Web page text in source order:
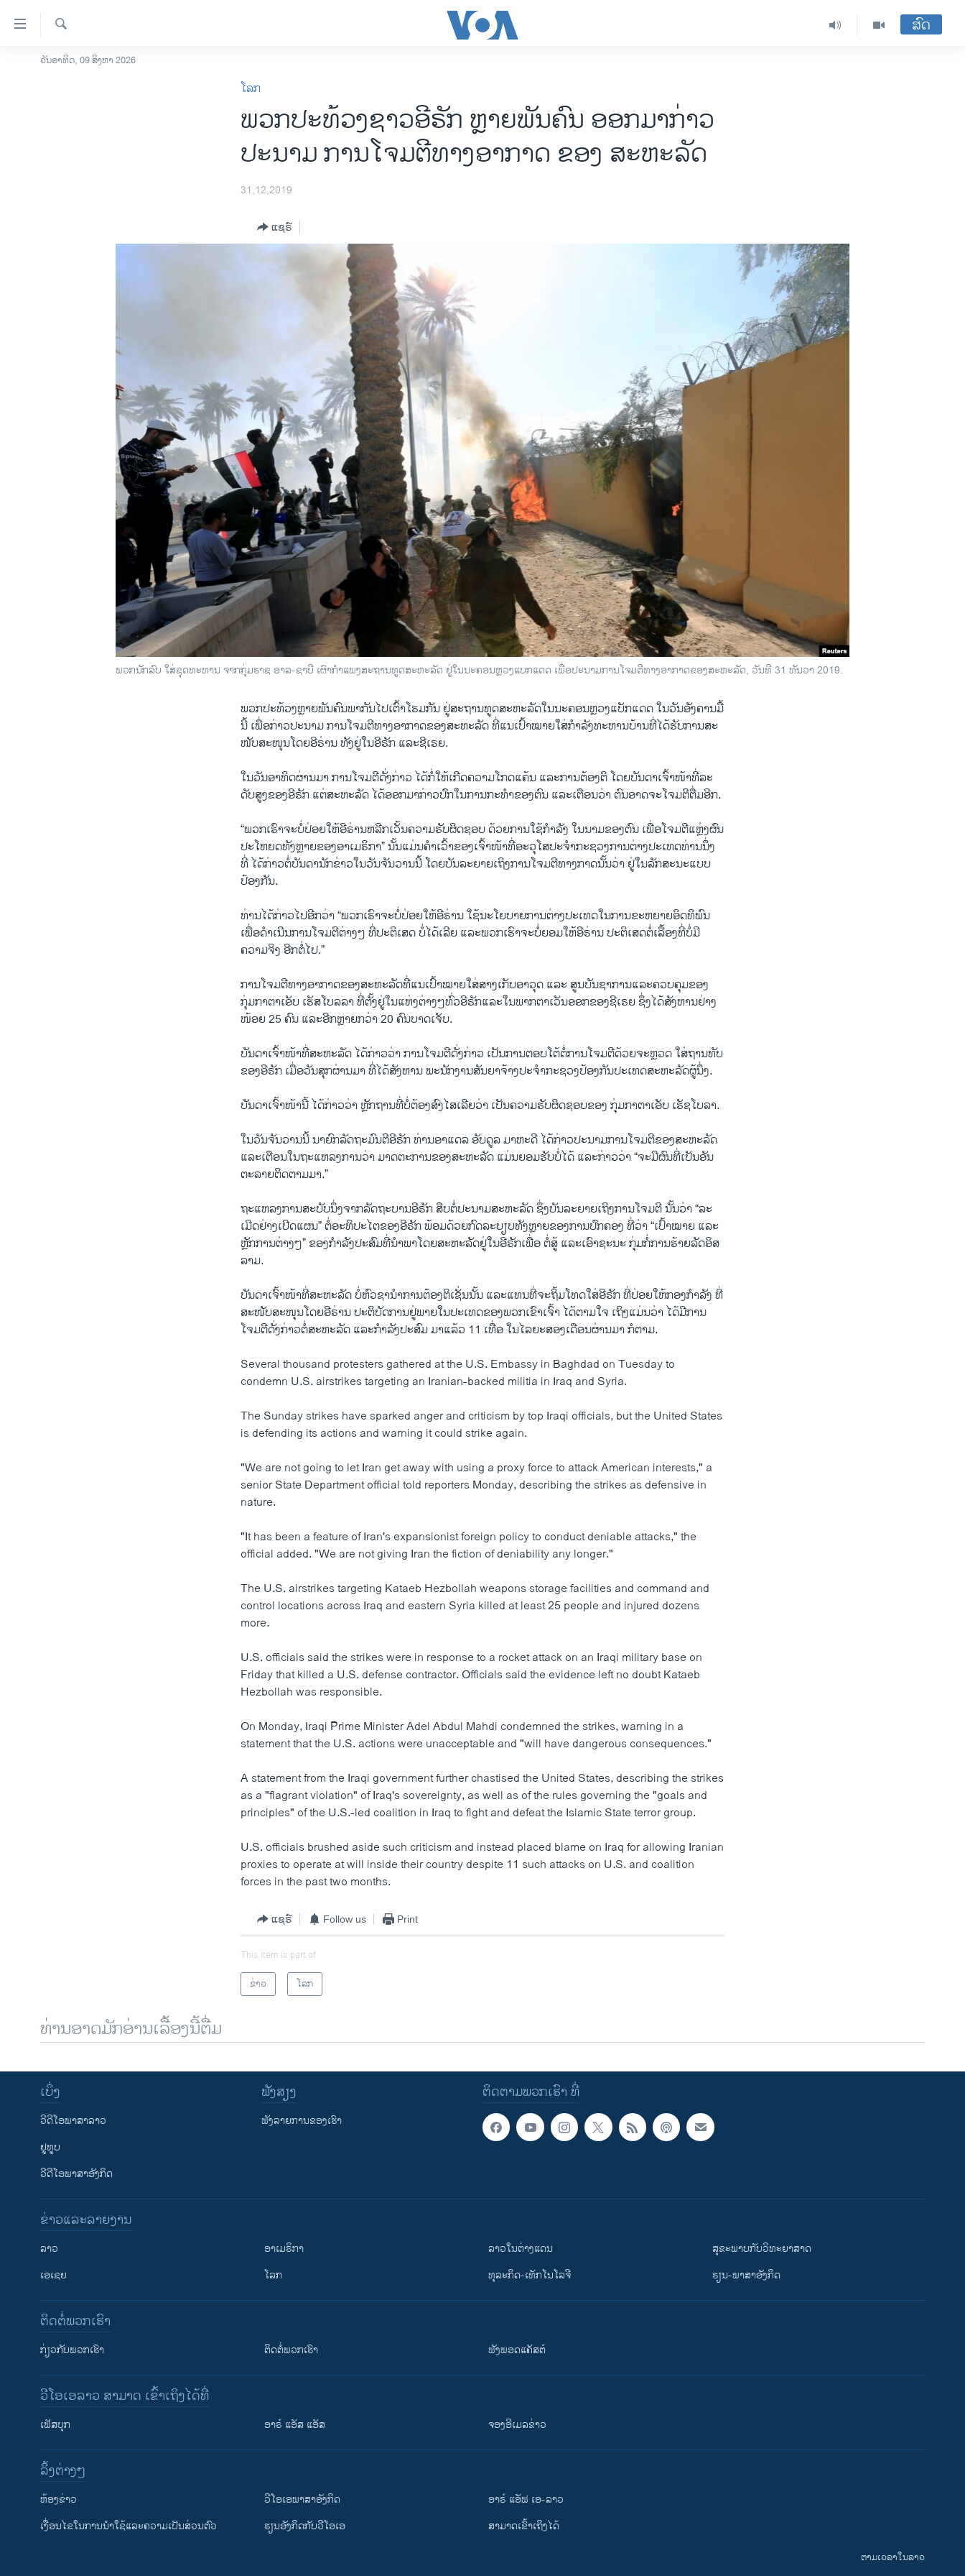
ລິ້ງ
ສຳຫລັບ
ໂຮມເພຈ
ວິທະຍາສາດ-ເທັກໂນໂລຈີ
ຕິດຕາມພວກເຮົາ ທີ່
ຄົ້ນຫາ
ສົດ
ວັນອາທິດ, 09 ສິງຫາ 2026
ໂລກ
ພວກປະ​ທ້ວງ​​ຊາວ​ອີ​ຣັກ ຫຼາຍ​ພັນ​ຄົນ ອອກ​ມາ​ກ່າວ​
ປະ​ນາມ ການ​ໂຈມ​ຕີ​ທາງ​ອາ​ກາດ ຂອງ ສະ​ຫະ​ລັດ
31,12,2019
ແຊຣ໌
​ພວກນັກ​ລົບ ​ໃສ່​ຊຸດ​ທະ​ຫານ ຈາກກຸ່ມ​ຮາ​ຊ ອາ​ລ-ຊາ​ບີ ເຜົາ​ກຳ​ແພງ​ສະ​ຖານ​ທູດ​ສະ​ຫະ​ລັດ ຢູ່​ໃນ​ນະ​ຄອນຫຼວງ​ແບກ​ແດດ ເພື່ອ​ປະ​ນາມ​ການ​ໂຈມ​ຕີ​ທາງ​ອາ​ກາດ​ຂອງ​ສະ​ຫະ​ລັດ, ວັນ​ທີ 31 ທັນ​ວາ 2019.
ພວກ​ປະ​ທ້ວງຫຼາຍ​ພັນ​ຄົນ​ພາ​ກັນ​ໄປເຕົ້າ​ໂຮມ​ກັນ ​ຢູ່​ສະ​ຖານ​ທູດ​ສະ​ຫະ​ລັດໃນ​ນະ​ຄອນຫຼວງ​ແບັກ​ແດດ ໃນ​ວັນ​ອັງ​ຄານມື້
ນີ້ ເພື່ອ​ກ່າວ​ປະ​ນາມ ການ​ໂຈມ​ຕີ​ທາງ​ອາ​ກາດ​ຂອງ​ສະ​ຫະ​ລັດ ທີ່​ແນ​ເປົ້າ​ໝາຍ​ໃສ່​ກຳ​ລັງ​ທະ​ຫານ​ບ້ານ​ທີ່​ໄດ້​ຮັບ​ການ​ສະ​
ໜັບ​ສະ​ໜຸນ​ໂດຍ​ອີ​ຣ່ານ ທັງ​ຢູ່​ໃນ​ອີ​ຣັກ ແລະ​ຊີ​ເຣຍ.
ໃນ​ວັນ​ອາ​ທິດ​ຜ່ານ​ມາ ການ​ໂຈມ​ຕີ​ດັ່ງ​ກ່າວ ໄດ້​ກໍ່​ໃຫ້​ເກີດ​ຄວາມ​ໂກດ​ແຄ້ນ ແລະ​ການ​ຕ້ອງ​ຕິ​ ໂດຍ​ບັນ​ດາ​ເຈົ້າ​ໜ້າ​ທີ່​ລະ​
ດັບ​ສູງ​ຂອງ​ອີ​ຣັກ ແຕ່​ສະ​ຫະ​ລັດ ໄດ້​ອອກ​ມາ​ກ່າວ​ປົກ​ໃນ​ການ​ກະ​ທຳຂອງ​ຕົນ ແລະ​ເຕືອນ​ວ່າ ຕົນ​ອາດ​ຈະໂຈມ​ຕີ​ຕື່ມອີກ.
“ພວກ​ເຮົາ​ຈະ​ບໍ່​ປ່ອຍ​ໃຫ້​ອີ​ຣ່ານຫລີກ​ເວັ້ນ​ຄວາມ​ຮັບ​ຜິດ​ຊອບ ດ້ວຍ​ການ​ໃຊ້​ກຳ​ລັງ ໃນ​ນາມ​ຂອງ​ຕົນ ເພື່ອ​ໂຈມ​ຕີແຫຼ່ງ​ຜົນ​
ປະ​ໂຫຍດ​ທັງຫຼາຍ​ຂອງ​ອາ​ເມ​ຣິ​ກາ” ນັ້ນ​ແມ່ນ​ຄຳ​ເວົ້າ​ຂອງເຈົ້າ​ໜ້າ​ທີ່​ອະ​ວຸ​ໂສປະ​ຈຳ​ກະ​ຊວງ​ການ​ຕ່າງ​ປະ​ເທດ​ທ່ານ​ນຶ່ງ ​
ທີ່ ໄດ້​ກ່າວຕໍ່​ບັນ​ດາ​ນັກ​ຂ່​າວ​ໃນ​ວັນ​ຈັນ​ວານນີ້ ໂດຍ​ບັນ​ລະ​ຍາຍເຖິງ​ການ​ໂຈມ​ຕີ​ທາງ​ກາດ​ນັ້ນວ່າ ຢູ່​ໃນ​ລັກສະ​ນະແບບ
ປ້ອງ​ກັນ.
ທ່ານ​ໄດ້​ກ່າວ​ໄປອີກວ່າ “ພວກ​ເຮົາ​ຈະ​ບໍ່​ປ່ອຍ​ໃຫ້​ອີ​ຣ່ານ ໃຊ້​ນະ​ໂຍ​ບາຍ​ການ​ຕ່າງ​ປະ​ເທດ​ໃນ​ການ​ຂະ​ຫຍາຍອິດ​ທິ​ພົນ​
ເພື່ອ​ດຳ​ເນີນ​ການ​ໂຈມ​ຕີ​ຕ່າງໆ ທີ່ປະ​ຕິ​ເສດ ບໍ່​ໄດ້​ເລີຍ ແລະ​ພວກ​ເຮົາ​ຈະ​ບໍ່​ຍອມ​ໃຫ້​ອີ​ຣ່ານ ປະ​ຕິ​ເສດ​ຕໍ່​ເລື້ອງ​ທີ່ບໍ່​ມີ
ຄວາມ​ຈິງ ອີກ​ຕໍ່​ໄປ.”
ການ​ໂຈມ​ຕີ​ທາງ​ອາ​ກາດ​ຂອງ​ສະ​ຫະ​ລັດທີ່​ແນ​ເປົ້າ​ໝາຍ​ໃສ່ສາງ​ເກັບ​ອາ​ວຸດ ແລະ ​ສູນ​ບັນ​ຊາ​ການ​ແລະ​ຄວບ​ຄຸມຂອງ ​
ກຸ່ມ​ກາ​ຕາ​ເອັບ ເຮັ​ສໂບ​ລ​ລາ ທີ່​ຕັ້ງ​ຢູ່​ໃນ​ແຫ່ງ​ຕ່າງໆ​ທົ່ວ​ອີ​ຣັກແລະ​ໃນ​ພາກ​ຕາ​ເວັນ​ອອກ​ຂອງ​ຊີ​ເຣຍ ຊຶ່ງ​ໄດ້​ສັງ​ຫານ​ຢ່າງ​
ໜ້ອຍ 25 ຄົນ ແລະ​ອີກຫຼາຍກວ່າ 20 ຄົນ​ບາດ​ເຈັບ.
ບັນ​ດາ​ເຈົ້າ​ໜ້າ​ທີ່​ສະ​ຫະ​ລັດ ໄດ້​ກ່າ​ວວ່າ ການ​ໂຈມ​ຕີ​ດັ່ງ​ກ່າວ ເປັນ​ການ​ຕອບ​ໂຕ້​ຕໍ່​ການ​ໂຈມ​ຕີ​ດ້ວຍ​ຈະຫຼວດ ໃສ່​ຖານ​ທັບ​
ຂອງ​ອີ​ຣັກ ເມື່ອ​ວັນ​ສຸກ​ຜ່ານ​ມາ ທີ່​ໄດ້​ສັງ​ຫານ ພະ​ນັກ​ງານ​ສັນ​ຍາ​ຈ້າງ​ປະ​ຈຳ​ກະ​ຊວງ​ປ້ອງ​ກັນ​ປະ​ເທດ​ສະ​ຫະ​ລັດຜູ້​ນຶ່ງ.
ບັນ​ດາ​ເຈົ້າ​ໜ້ານີ້ ໄດ້​ກ່າວ​ວ່າ ຫຼັກ​ຖານ​ທີ່ບໍ່​ຕ້ອງ​ສົງ​ໄສ​ເລີຍວ່າ ເປັນ​ຄວາມ​ຮັບ​ຜິດ​ຊອບ​ຂອງ ​ກຸ່ມ​ກາ​ຕາ​ເອັບ ເຮັ​ຊ​ໂບ​ລາ.
ໃນ​ວັນ​ຈັນ​ວານນີ້ ນ​າ​ຍົກ​ລັດ​ຖະ​ມົນ​ຕີອີ​ຣັກ ທ່ານອາ​ແດ​ລ ອັບ​ດູ​ລ ມາຫະດີ ໄດ້​ກ່າວ​ປະ​ນາມ​ການ​ໂຈມ​ຕີ​ຂອງ​ສະ​ຫະ​ລັດ
ແລະ​ເຕືອນ​ໃນ​ຖະ​ແຫລງ​ການ​ວ່າ ມາດ​ຕະ​ການ​ຂອງ​ສະ​ຫະ​ລັດ ແມ່ນຍອມ​ຮັບ​ບໍ່​ໄດ້ ແລະກ່າວ​ວ່າ “ຈະ​ມີ​ຜົນທີ່ເປັນອັນ​
ຕະ​ລາຍຕິດ​ຕາມ​ມາ.”
ຖະ​ແຫລງ​ການ​ສະ​ບັບ​ນຶ່ງ​ຈາກ​ລັດ​ຖະ​ບານ​ອີ​ຣັກ ສືບ​ຕໍ່​ປະ​ນາມ​ສະ​ຫະ​ລັດ ຊຶ່ງ​ບັນ​ລະ​ຍາຍ​ເຖິງ​ການ​ໂຈມ​ຕີ ນັ້ນ​ວ່າ “ລະ​
ເມີດ​ຢ່າງ​ເປີດ​ແຜນ” ຕໍ່​ອະ​ທິ​ປະ​ໄຕ​ຂອງ​ອີ​ຣັກ ພ້ອມ​ດ້ວຍ​ກົດ​ລະ​ບຽບ​ທັງຫຼາຍ​ຂອງ​ການ​ປົກ​ຄອງ ທີ່​ວ່າ “ເປົ້າ​ໝາຍ ແລະ
ຫຼັກ​ການ​ຕ່າງໆ” ຂອງ​ກຳ​ລັງ​ປະ​ສົມ​ທີ່​ນຳ​ພາ​ໂດຍ​ສະ​ຫະ​ລັດ​ຢູ່​ໃນ​ອີ​ຣັກ​ເພື່ອ ຕໍ່​ສູ້​ ແລະ​ເອົາ​ຊະ​ນະ ກຸ່ມກໍ່​ການ​ຮ້າຍ​ລັດ​ອິ​ສ​
ລາມ.
ບັນ​ດາ​ເຈົ້າ​ໜ້າ​ທີ່ສະ​ຫະ​ລັດ ບໍ່​ຫົວ​ຊາ​ນຳ​ການ​ຕ້ອງ​ຕິ​ເຊັ່ນ​ນັ້ນ ແລະ​ແທນ​ທີ່​ຈະ​ຖິ້ມ​ໂທດ​ໃສ່​ອີ​ຣັກ ທີ່​ປ່ອຍ​ໃຫ້ກອງ​ກຳ​ລັງ​ ທີ່​
ສະ​ໜັບ​ສະ​ໜຸນ​ໂດຍ​ອີ​ຣ່ານ ປະ​ຕິ​ບັດ​ການຢູ່ພາຍ​ໃນ​ປະ​ເທດຂອງ​ພວກ​ເຂົາ​ເຈົ້າ ໄດ້​ຕາມ​ໃຈ ເຖິງ​ແມ່ນ​ວ່າ ໄດ້​ມີ​ການ​
ໂຈມ​ຕີ​ດັ່ງ​ກ່າວ​ຕໍ່​ສະ​ຫະ​ລັດ ແລະ​ກຳ​ລັງ​ປະ​ສົມ ມາ​ແລ້ວ 11 ເທື່ອ ໃນ​ໄລ​ຍະ​ສອງ​ເດືອນ​ຜ່ານ​ມາ ກໍ​ຕາມ.
Several thousand protesters gathered at the U.S. Embassy in Baghdad on Tuesday to
condemn U.S. airstrikes targeting an Iranian-backed militia in Iraq and Syria.
The Sunday strikes have sparked anger and criticism by top Iraqi officials, but the United States
is defending its actions and warning it could strike again.
"We are not going to let Iran get away with using a proxy force to attack American interests," a
senior State Department official told reporters Monday, describing the strikes as defensive in
nature.
"It has been a feature of Iran's expansionist foreign policy to conduct deniable attacks," the
official added. "We are not giving Iran the fiction of deniability any longer."
The U.S. airstrikes targeting Kataeb Hezbollah weapons storage facilities and command and
control locations across Iraq and eastern Syria killed at least 25 people and injured dozens
more.
U.S. officials said the strikes were in response to a rocket attack on an Iraqi military base on
Friday that killed a U.S. defense contractor. Officials said the evidence left no doubt Kataeb
Hezbollah was responsible.
On Monday, Iraqi Prime Minister Adel Abdul Mahdi condemned the strikes, warning in a
statement that the U.S. actions were unacceptable and "will have dangerous consequences."
A statement from the Iraqi government further chastised the United States, describing the strikes
as a "flagrant violation" of Iraq's sovereignty, as well as of the rules governing the "goals and
principles" of the U.S.-led coalition in Iraq to fight and defeat the Islamic State terror group.
U.S. officials brushed aside such criticism and instead placed blame on Iraq for allowing Iranian
proxies to operate at will inside their country despite 11 such attacks on U.S. and coalition
forces in the past two months.
ແຊຣ໌ Follow us Print
This item is part of
ຂ່າວ
ໂລກ
ທ່ານອາດມັກອ່ານເລື້ອງນີ້ຕື່ມ
ຕິດຕາມພວກເຮົາ ທີ່
ເບິ່ງ
ວີດີໂອພາສາລາວ
ຢູທູບ
ວີດີໂອພາສາອັງກິດ
ຟັງສຽງ
ຟັງລາຍການຂອງເຮົາ
ຂ່າວແລະລາຍງານ
ລາວ
ເອເຊຍ
ອາເມຣິກາ
ໂລກ
ລາວໃນຕ່າງແດນ
ທຸລະກິດ-ເທັກໂນໂລຈີ
ສຸຂະພາບກັບວິທະຍາສາດ
ຮຽນ-ພາສາອັງກິດ
ຕິດຕໍ່ພວກເຮົາ
ກ່ຽວກັບພວກເຮົາ ຕິດຕໍ່ພວກເຮົາ ຟັງພອດແຄັສຕ໌
ວີໂອເອລາວ ສາມາດ ເຂົ້າເຖິງໄດ້ທີ່
ເຟັສບຸກ ອາຣ໌ ແອັສ ແອັສ ຈອງອີເມລຂ່າວ
​ລິ້ງ​ຕ່າງໆ
​ຫ້ອງ​ຂ່າວ
​ເງື່ອນ​ໄຂ​ໃນ​ການ​ນຳ​ໃຊ້​ແລະຄວາມ​ເປັນ​ສ່​ວນ​ຕົວ
ວີ​ໂອ​ເອ​ພາ​ສາ​ອັງ​ກິດ
​ຮຽນ​ອັງ​ກິດ​ກັບ​ວີ​ໂອ​ເອ
ອາຣ໌ ແອັຟ ເອ-ລາວ
ສາມາດເຂົ້າເຖິງໄດ້
ຕາມເວລາໃນລາວ